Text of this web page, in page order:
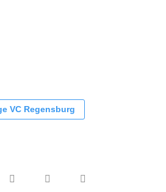
VC Regensburg